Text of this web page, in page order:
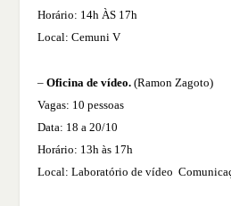
Horário: 14h ÀS 17h
Local: Cemuni V
–Oficina de vídeo. (Ramon Zagoto)
Vagas: 10 pessoas
Data: 18 a 20/10
Horário: 13h às 17h
Local: Laboratório de vídeo